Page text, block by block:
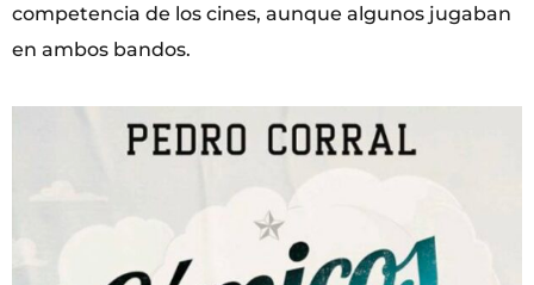
competencia de los cines, aunque algunos jugaban
en ambos bandos.